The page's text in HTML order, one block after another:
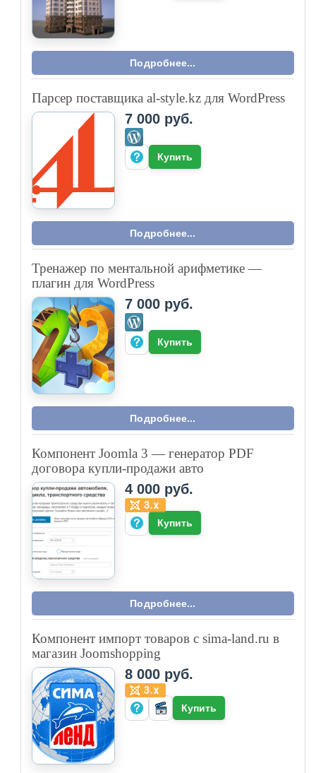
Подробнее...
Парсер поставщика al-style.kz для WordPress
7 000 руб.
Купить
Подробнее...
Тренажер по ментальной арифметике —
плагин для WordPress
7 000 руб.
Купить
Подробнее...
Компонент Joomla 3 — генератор PDF
договора купли-продажи авто
4 000 руб.
Купить
Подробнее...
Компонент импорт товаров с sima-land.ru в
магазин Joomshopping
8 000 руб.
Купить